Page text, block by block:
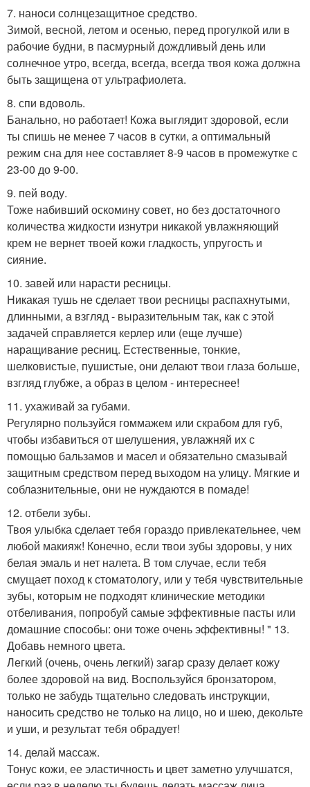
7. наноси солнцезащитное средство.
Зимой, весной, летом и осенью, перед прогулкой или в
рабочие будни, в пасмурный дождливый день или
солнечное утро, всегда, всегда, всегда твоя кожа должна
быть защищена от ультрафиолета.
8. спи вдоволь.
Банально, но работает! Кожа выглядит здоровой, если
ты спишь не менее 7 часов в сутки, а оптимальный
режим сна для нее составляет 8-9 часов в промежутке с
23-00 до 9-00.
9. пей воду.
Тоже набивший оскомину совет, но без достаточного
количества жидкости изнутри никакой увлажняющий
крем не вернет твоей кожи гладкость, упругость и
сияние.
10. завей или нарасти ресницы.
Никакая тушь не сделает твои ресницы распахнутыми,
длинными, а взгляд - выразительным так, как с этой
задачей справляется керлер или (еще лучше)
наращивание ресниц. Естественные, тонкие,
шелковистые, пушистые, они делают твои глаза больше,
взгляд глубже, а образ в целом - интереснее!
11. ухаживай за губами.
Регулярно пользуйся гоммажем или скрабом для губ,
чтобы избавиться от шелушения, увлажняй их с
помощью бальзамов и масел и обязательно смазывай
защитным средством перед выходом на улицу. Мягкие и
соблазнительные, они не нуждаются в помаде!
12. отбели зубы.
Твоя улыбка сделает тебя гораздо привлекательнее, чем
любой макияж! Конечно, если твои зубы здоровы, у них
белая эмаль и нет налета. В том случае, если тебя
смущает поход к стоматологу, или у тебя чувствительные
зубы, которым не подходят клинические методики
отбеливания, попробуй самые эффективные пасты или
домашние способы: они тоже очень эффективны! " 13.
Добавь немного цвета.
Легкий (очень, очень легкий) загар сразу делает кожу
более здоровой на вид. Воспользуйся бронзатором,
только не забудь тщательно следовать инструкции,
наносить средство не только на лицо, но и шею, декольте
и уши, и результат тебя обрадует!
14. делай массаж.
Тонус кожи, ее эластичность и цвет заметно улучшатся,